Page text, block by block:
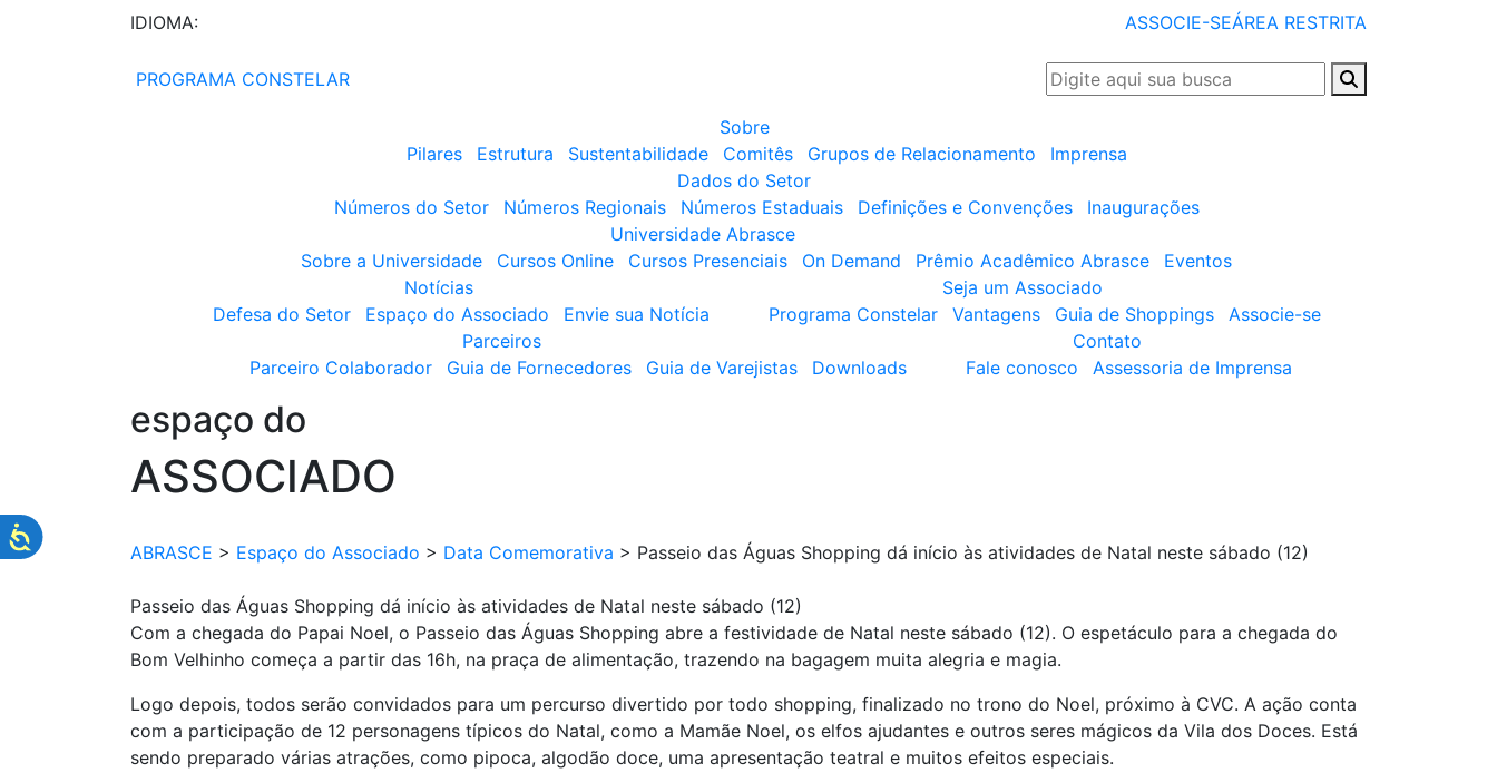
IDIOMA: ASSOCIE-SEÁREA RESTRITA
PROGRAMA CONSTELAR
Sobre
Pilares
Estrutura Sustentabilidade Comitês Grupos de Relacionamento
Imprensa
Dados do Setor
Números do Setor
Números Regionais Números Estaduais Definições e Convenções
Inaugurações
Universidade Abrasce
Sobre a Universidade
Cursos Online Cursos Presenciais On Demand Prêmio Acadêmico Abrasce
Eventos
Notícias
Defesa do Setor
Espaço do Associado Envie sua Notícia
Seja um Associado
Programa Constelar
Vantagens Guia de Shoppings
Associe-se
Parceiros
Parceiro Colaborador
Guia de Fornecedores Guia de Varejistas Downloads
Contato
Fale conosco
Assessoria de Imprensa
espaço do
ASSOCIADO
ABRASCE > Espaço do Associado > Data Comemorativa > Passeio das Águas Shopping dá início às atividades de Natal neste sábado (12)
Passeio das Águas Shopping dá início às atividades de Natal neste sábado (12)
Com a chegada do Papai Noel, o Passeio das Águas Shopping abre a festividade de Natal neste sábado (12). O espetáculo para a chegada do
Bom Velhinho começa a partir das 16h, na praça de alimentação, trazendo na bagagem muita alegria e magia.
Logo depois, todos serão convidados para um percurso divertido por todo shopping, finalizado no trono do Noel, próximo à CVC. A ação conta
com a participação de 12 personagens típicos do Natal, como a Mamãe Noel, os elfos ajudantes e outros seres mágicos da Vila dos Doces. Está
sendo preparado várias atrações, como pipoca, algodão doce, uma apresentação teatral e muitos efeitos especiais.